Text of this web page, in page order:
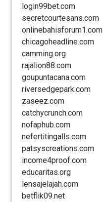
login99bet.com
secretcourtesans.com
onlinebahisforum1.com
chicagoheadline.com
camming.org
rajalion88.com
goupuntacana.com
riversedgepark.com
zaseez.com
catchycrunch.com
nofaphub.com
nefertitingalls.com
patsyscreations.com
income4proof.com
educaritas.org
lensajelajah.com
betflik09.net